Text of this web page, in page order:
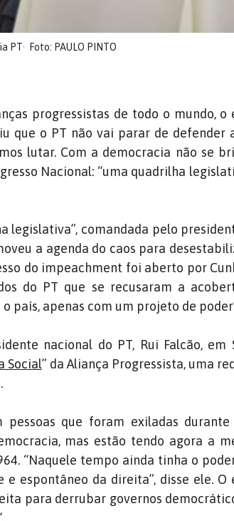
PT Foto: PAULO PINTO
progressistas de todo o mundo, o
que o PT não vai parar de defender
lutar. Com a democracia não se
Nacional: “uma quadrilha
legislativa”, comandada pelo
a agenda do caos para
do impeachment foi aberto por
do PT que se recusaram a
país, apenas com um projeto de
nacional do PT, Rui Falcão, em
Social” da Aliança Progressista, uma
pessoas que foram exiladas
mas estão tendo agora a
“Naquele tempo ainda tinha o
espontâneo da direita”, disse ele. O
para derrubar governos